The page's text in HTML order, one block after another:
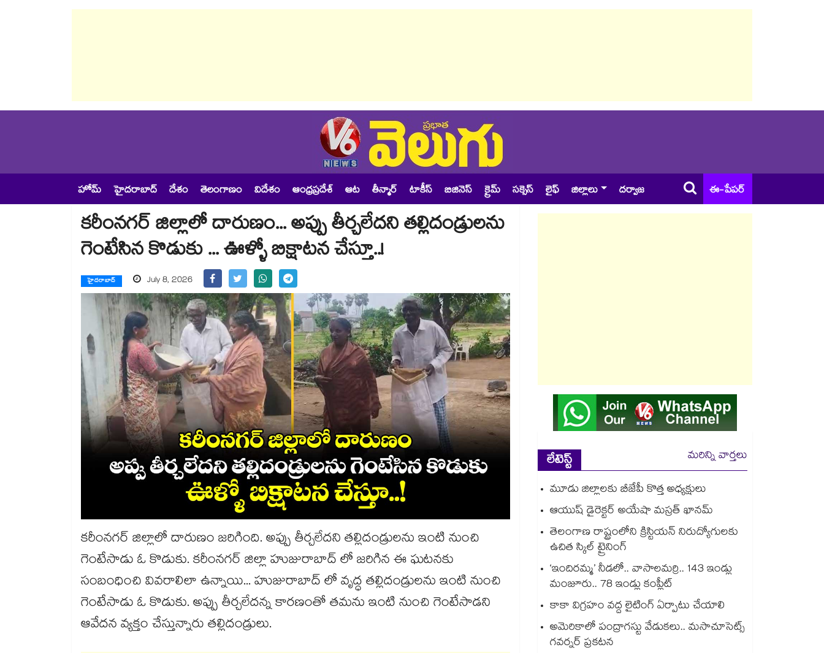
హోమ్ హైదరాబాద్ దేశం తెలంగాణం విదేశం ఆంధ్రప్రదేశ్ ఆట తీన్మార్ టాకీస్ బిజినెస్ క్రైమ్ సక్సెస్ లైఫ్ జిల్లాలు దర్వాజ ఈ-పేపర్
కరీంనగర్ జిల్లాలో దారుణం... అప్పు తీర్చలేదని తల్లిదండ్రులను
గెంటేసిన కొడుకు ... ఊళ్ళో బిక్షాటన చేస్తూ..!
హైదరాబాద్ July 8, 2026
కరీంనగర్ జిల్లాలో దారుణం జరిగింది. అప్పు తీర్చలేదని తల్లిదండ్రులను ఇంటి నుంచి
గెంటేసాడు ఓ కొడుకు. కరీంనగర్ జిల్లా హుజురాబాద్ లో జరిగిన ఈ ఘటనకు
సంబంధించి వివరాలిలా ఉన్నాయి... హుజురాబాద్ లో వృద్ధ తల్లిదండ్రులను ఇంటి నుంచి
గెంటేసాడు ఓ కొడుకు. అప్పు తీర్చలేదన్న కారణంతో తమను ఇంటి నుంచి గెంటేసాడని
ఆవేదన వ్యక్తం చేస్తున్నారు తల్లిదండ్రులు.
లేటెస్ట్
మరిన్ని వార్తలు
మూడు జిల్లాలకు బీజేపీ కొత్త అధ్యక్షులు
ఆయుష్‌‌ డైరెక్టర్ అయేషా మస్రత్ ఖానమ్‌‌
తెలంగాణ రాష్ట్రంలోని క్రిస్టియన్ నిరుద్యోగులకు
ఉచిత స్కిల్ ట్రైనింగ్
‘ఇందిరమ్మ’ నీడలో.. వాసాలమర్రి.. 143 ఇండ్లు
మంజూరు.. 78 ఇండ్లు కంప్లీట్
కాకా విగ్రహం వద్ద లైటింగ్ ఏర్పాటు చేయాలి
అమెరికాలో పంద్రాగస్టు వేడుకలు.. మసాచూసెట్స్
గవర్నర్ ప్రకటన